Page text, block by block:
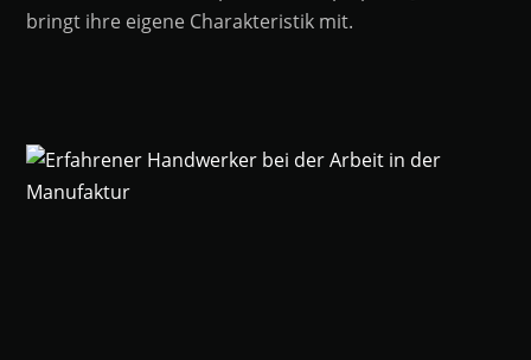
bringt ihre eigene Charakteristik mit.